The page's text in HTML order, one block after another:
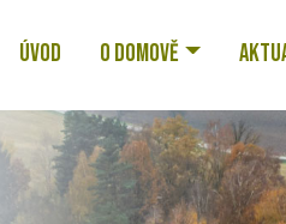
ÚVOD O DOMOVĚ